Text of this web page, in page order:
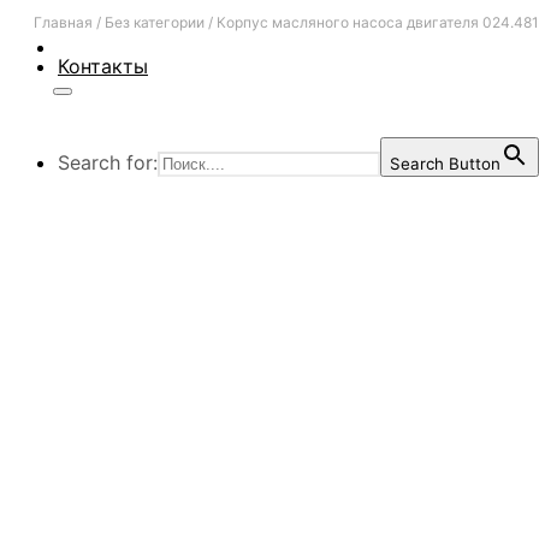
Контакты
Search for: Search Button
Главная / Без категории / Корпус масляного насоса двигателя